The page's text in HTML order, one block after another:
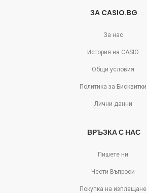
ЗА CASIO.BG
За нас
История на CASIO
Общи условия
Политика за Бисквитки
Лични данни
ВРЪЗКА С НАС
Пишете ни
Чести Въпроси
Покупка на изплащане